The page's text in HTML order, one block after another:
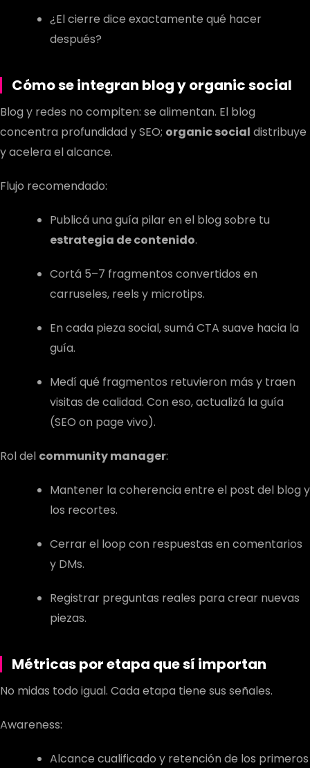
¿El cierre dice exactamente qué hacer
después?
Cómo se integran blog yorganic social
Blog y redes no compiten: se alimentan. El blog
concentra profundidad y SEO; organic social distribuye
y acelera el alcance.
Flujo recomendado:
Publicá una guía pilar en el blog sobre tu
estrategia de contenido.
Cortá 5–7 fragmentos convertidos en
carruseles, reels y microtips.
En cada pieza social, sumá CTA suave hacia la
guía.
Medí qué fragmentos retuvieron más y traen
visitas de calidad. Con eso, actualizá la guía
(SEO on page vivo).
Rol del community manager:
Mantener la coherencia entre el post del blog y
los recortes.
Cerrar el loop con respuestas en comentarios
y DMs.
Registrar preguntas reales para crear nuevas
piezas.
Métricas por etapa que sí importan
No midas todo igual. Cada etapa tiene sus señales.
Awareness:
Alcance cualificado y retención de los primeros